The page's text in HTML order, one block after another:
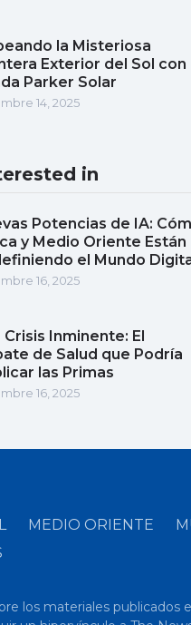
la Misteriosa
Exterior del Sol con
Parker Solar
14, 2025
in
Potencias de IA:
y Medio Oriente Están
el Mundo
16, 2025
Crisis Inminente: El
de Salud que Podría
las Primas
16, 2025
MEDIO ORIENTE
los materiales publicados